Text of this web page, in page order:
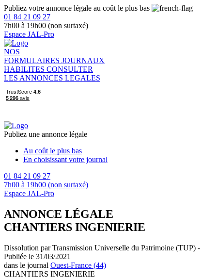
Publiez votre annonce légale au coût le plus bas
01 84 21 09 27
7h00 à 19h00 (non surtaxé)
Espace JAL-Pro
NOS
FORMULAIRES JOURNAUX
HABILITES CONSULTER
LES ANNONCES LEGALES
Publiez une annonce légale
Au coût le plus bas
En choisissant votre journal
01 84 21 09 27
7h00 à 19h00 (non surtaxé)
Espace JAL-Pro
ANNONCE LÉGALE
CHANTIERS INGENIERIE
Dissolution par Transmission Universelle du Patrimoine (TUP) -
Publiée le 31/03/2021
dans le journal Ouest-France (44)
CHANTIERS INGENIERIE